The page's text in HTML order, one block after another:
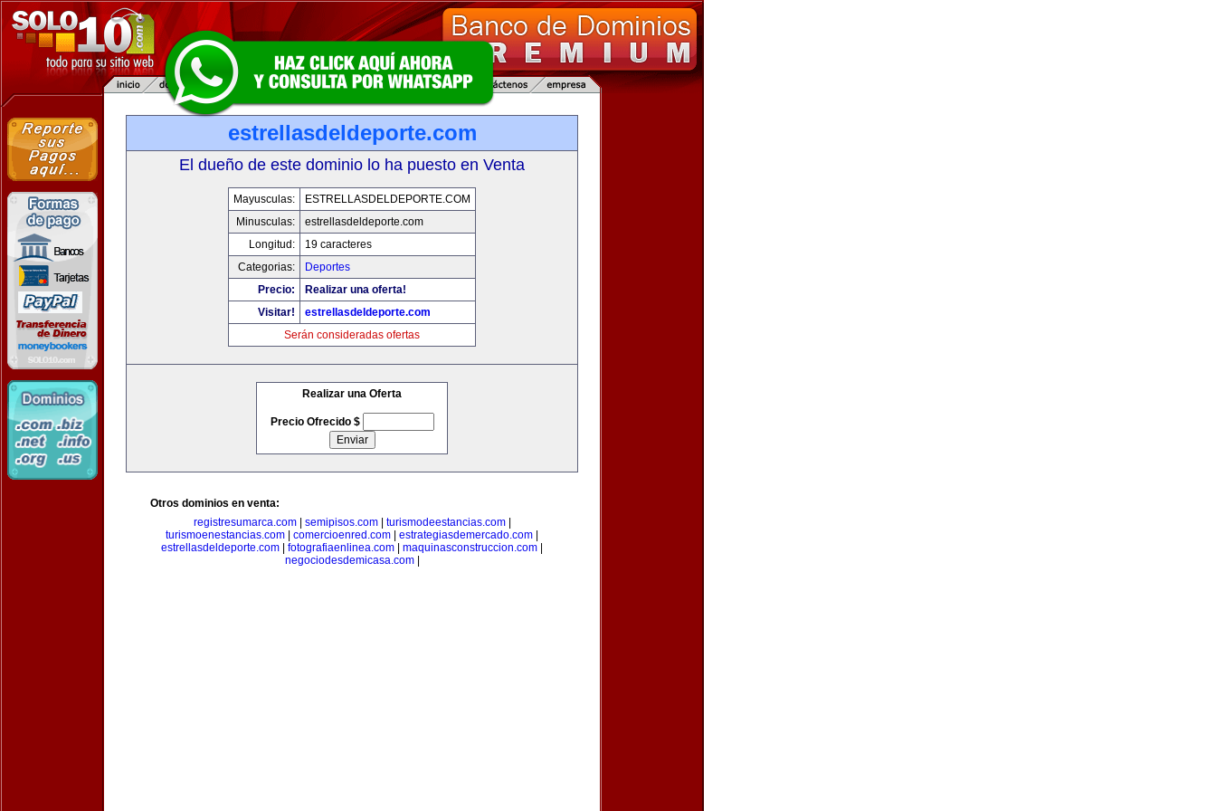
estrellasdeldeporte.com
El dueño de este dominio lo ha puesto en Venta
Mayusculas:
ESTRELLASDELDEPORTE.COM
Minusculas:
estrellasdeldeporte.com
Longitud:
19 caracteres
Categorias:
Deportes
Precio:
Realizar una oferta!
Visitar!
estrellasdeldeporte.com
Serán consideradas ofertas
Realizar una Oferta
Precio Ofrecido $
Otros dominios en venta:
registresumarca.com| semipisos.com| turismodeestancias.com|
turismoenestancias.com
comercioenred.com estrategiasdemercado.com
estrellasdeldeporte.com
fotografiaenlinea.com maquinasconstruccion.com
negociodesdemicasa.com|